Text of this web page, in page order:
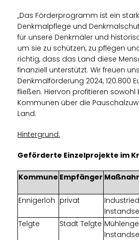
Das Förderprogramm ist ein
Denkmalpflege und
für unsere Denkmäler und
um sie zu schützen, zu pflegen
richtig, dass das Land diese
finanziell unterstützt. Wir freuen
Denkmalförderung 2024, 120.800
fließen. Hiervon profitieren
Kommunen über die
Land.
Hintergrund:
Geförderte Einzelprojekte im
Kommune Empfänger
Ennigerloh privat
Telgte Stadt Telgte